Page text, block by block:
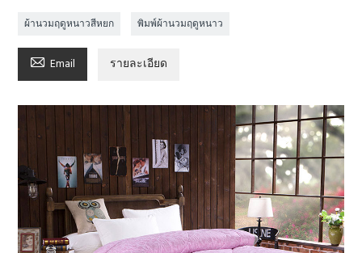
ผ้านวมฤดูหนาวสีหยก พิมพ์ผ้านวมฤดูหนาว
 Email รายละเอียด